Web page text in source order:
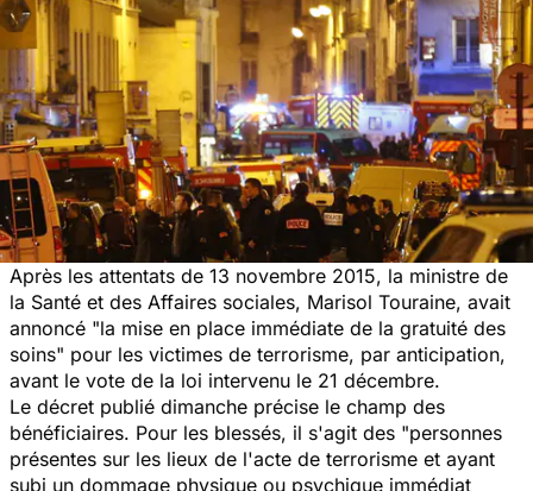
Après les attentats de 13 novembre 2015, la ministre de
la Santé et des Affaires sociales, Marisol Touraine, avait
annoncé "la mise en place immédiate de la gratuité des
soins" pour les victimes de terrorisme, par anticipation,
avant le vote de la loi intervenu le 21 décembre.
Le décret publié dimanche précise le champ des
bénéficiaires. Pour les blessés, il s'agit des "personnes
présentes sur les lieux de l'acte de terrorisme et ayant
subi un dommage physique ou psychique immédiat